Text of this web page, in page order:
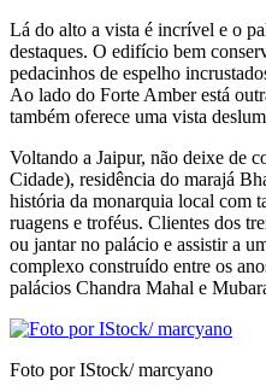
Lá do alto a vista é incrível e o
destaques. O edifício bem
pedacinhos de espelho
Ao lado do Forte Amber está
também oferece uma vista
Voltando a Jaipur, não deixe de
Cidade), residência do marajá
história da monar­quia local com
ruagens e troféus. Clientes dos
ou jantar no palácio e assistir a
complexo cons­truído entre os
palácios Chandra Mahal e
Foto por IStock/ marcyano